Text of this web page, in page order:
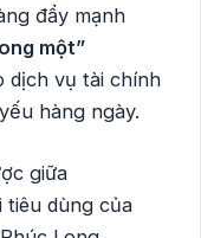
đẩy mạnh
một”
dịch vụ tài chính
hàng ngày.
giữa
tiêu dùng của